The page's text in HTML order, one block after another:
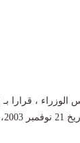
، قرارا